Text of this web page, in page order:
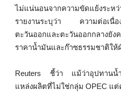
ไม่แน่นอนจากความขัดแย้งระหว่
รายงานระบุว่า ความต่อเนื่อง
ตะวันออกและตะวันออกกลางยั
ราคาน้ำมันและก๊าซธรรมชาติให้
Reuters ชี้ว่า แม้ว่าอุปทานน้ำ
แหล่งผลิตที่ไม่ใช่กลุ่ม OPEC แต่